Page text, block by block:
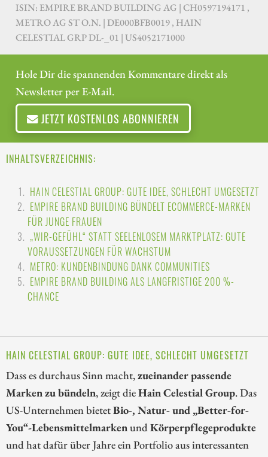
ISIN: EMPIRE BRAND BUILDING AG | CH0597194171 ,
METRO AG ST O.N. | DE000BFB0019 , HAIN
CELESTIAL GRP DL-_01 | US4052171000
Hole Dir die spannenden Kommentare direkt als
Newsletter per E-Mail.
JETZT KOSTENLOS ABONNIEREN
INHALTSVERZEICHNIS:
HAIN CELESTIAL GROUP: GUTE IDEE, SCHLECHT UMGESETZT
EMPIRE BRAND BUILDING BÜNDELT ECOMMERCE-MARKEN
FÜR JUNGE FRAUEN
„WIR-GEFÜHL“ STATT SEELENLOSEM MARKTPLATZ: GUTE
VORAUSSETZUNGEN FÜR WACHSTUM
METRO: KUNDENBINDUNG DANK COMMUNITIES
EMPIRE BRAND BUILDING ALS LANGFRISTIGE 200 %-
CHANCE
HAIN CELESTIAL GROUP: GUTE IDEE, SCHLECHT UMGESETZT
Dass es durchaus Sinn macht,zueinander passende
Marken zu bündeln, zeigt dieHain Celestial Group. Das
US-Unternehmen bietetBio-, Natur- und „Better-for-
You“-LebensmittelmarkenundKörperpflegeprodukte
und hat dafür über Jahre ein Portfolio aus interessanten